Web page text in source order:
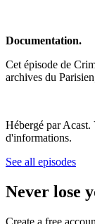
Documentation.
Cet épisode de
archives du
Hébergé par Acast.
d'informations.
See all episodes
Never lose
Create a free